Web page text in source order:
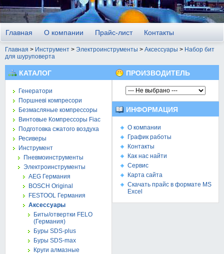
Главная О компании Прайс-лист Контакты
Главная > Инструмент > Электроинструменты > Аксессуары > Набор бит
для шуруповерта
КАТАЛОГ
Генератори
Поршневі компресори
Безмасляные компрессоры
Винтовые Компрессоры Fiac
Подготовка сжатого воздуха
Ресиверы
Инструмент
Пневмоинструменты
Электроинструменты
AEG Германия
BOSCH Original
FESTOOL Германия
Аксессуары
Биты/отвертки FELO
(Германия)
Буры SDS-plus
Буры SDS-max
Круги алмазные
ПРОИЗВОДИТЕЛЬ
ИНФОРМАЦИЯ
О компании
График работы
Контакты
Как нас найти
Сервис
Карта сайта
Скачать прайс в формате MS
Excel